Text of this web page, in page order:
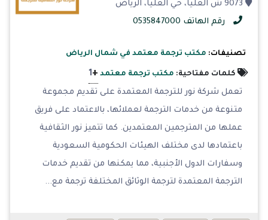
رقم الهاتف 0535847000
تصنيفات: مكتب ترجمة معتمد في شمال الرياض
كلمات مفتاحية: مكتب ترجمة معتمد +
1
تعمل شركة نور للترجمة المعتمدة على تقديم مجموعة
متنوعة من خدمات الترجمة لعملائها، بالاعتماد على فريق
عملها من المترجمين المعتمدين. كما تتميز نور الثقافية
باعتمادها لدى مختلف الهيئات الحكومية السعودية
وسفارات الدول الأجنبية، مما يمكنها من تقديم خدمات
الترجمة المعتمدة لترجمة الوثائق المختلفة ترجمة مع...